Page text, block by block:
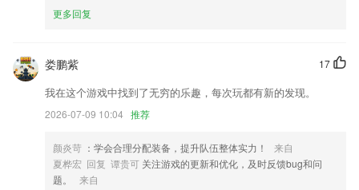
1.◆多种小宠物等2265用户来饲养，创造宠物小企鹅乐园识字更轻松，还
2.在宝贝听英语单词发音，学习单词卡绘本课程时，爸爸妈妈也可以在
旁，扮演小朋友“词典”的角色，提高小朋友们的学习效率，增进亲子关系
亲密。
3.：对应视频讲解与知识点练习题，作答后可回看答案
5.主要包括：经济、历史、法律、文化、科技、管理等方面的基本知识
6.海量高清正版资源，打造丰富高品质视听体验。
更多回复
17
娄鹏紫
我在这个游戏中找到了无穷的乐趣，每次玩都有新的发现。
2026-07-09 10:04 推荐
颜炎苛 ：学会合理分配装备，提升队伍整体实力！
来自
夏桦宏 回复 谭贵可 关注游戏的更新和优化，及时反馈bug和问
题。
来自